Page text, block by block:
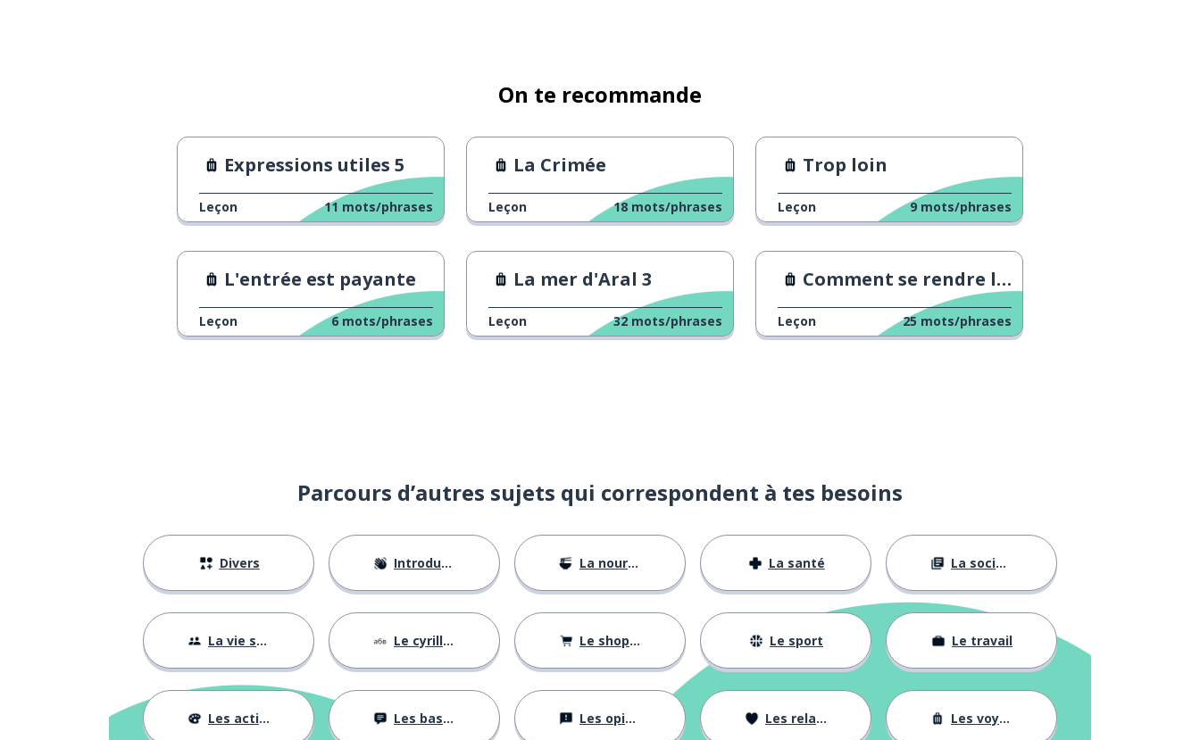
On te recommande
Expressions utiles 5
Leçon 11 mots/phrases
La Crimée
Leçon 18 mots/phrases
Trop loin
Leçon 9 mots/phrases
L'entrée est payante
Leçon 6 mots/phrases
La mer d'Aral 3
Leçon 32 mots/phrases
Comment se rendre lentement à l'hôtel
Leçon 25 mots/phrases
Parcours d’autres sujets qui correspondent à tes besoins
Divers Introductions La nourriture La santé La société
La vie sociale Le cyrillique Le shopping Le sport Le travail
Les activités Les bases Les opinions Les relations Les voyages